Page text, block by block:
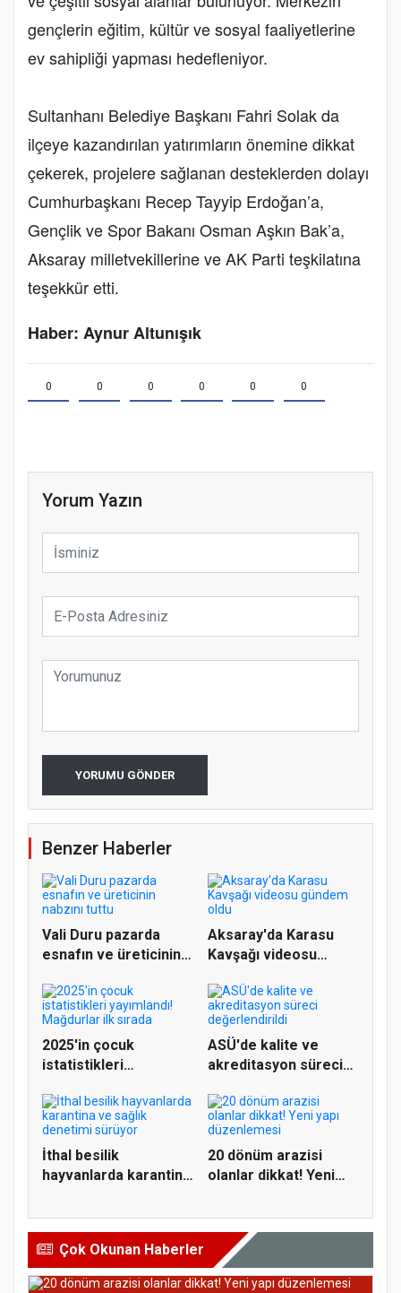
gençlerin eğitim, kültür ve sosyal faaliyetlerine
ev sahipliği yapması hedefleniyor.
Sultanhanı Belediye Başkanı Fahri Solak da
ilçeye kazandırılan yatırımların önemine dikkat
çekerek, projelere sağlanan desteklerden dolayı
Cumhurbaşkanı Recep Tayyip Erdoğan’a,
Gençlik ve Spor Bakanı Osman Aşkın Bak’a,
Aksaray milletvekillerine ve AK Parti teşkilatına
teşekkür etti.
Haber: Aynur Altunışık
0 0 0 0 0 0
Yorum Yazın
YORUMU GÖNDER
Benzer Haberler
Vali Duru pazarda
esnafın ve üreticinin
Aksaray'da Karasu
Kavşağı videosu
2025'in çocuk
istatistikleri
ASÜ'de kalite ve
akreditasyon süreci
İthal besilik
hayvanlarda karantina
20 dönüm arazisi
olanlar dikkat! Yeni
Çok Okunan Haberler